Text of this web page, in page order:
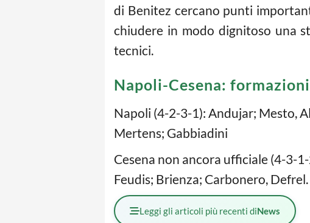
di Benitez cercano punti
chiudere in modo dignitoso una
tecnici.
Napoli-Cesena:
Napoli (4-2-3-1): Andujar; Mesto,
Mertens; Gabbiadini
Cesena non ancora ufficiale (4-3-
Feudis; Brienza; Carbonero, Defrel.
Leggi gli articoli più recenti diNews